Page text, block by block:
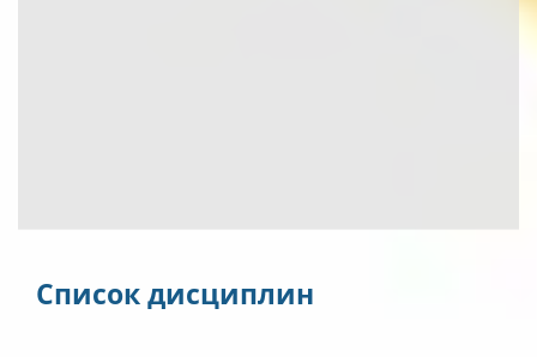
Список дисциплин